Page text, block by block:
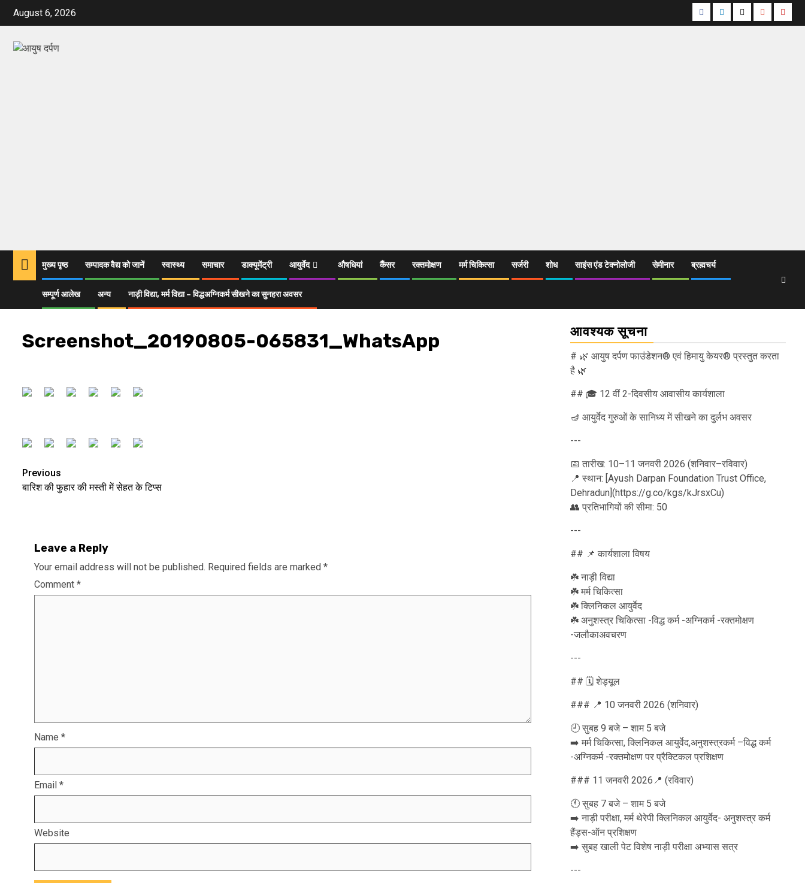
August 6, 2026
मुख्य पृष्ठ सम्पादक वैद्य को जानें स्वास्थ्य समाचार डाक्यूमेंट्री आयुर्वेद औषधियां कैंसर रक्तमोक्षण मर्म चिकित्सा सर्जरी शोध साइंस एंड टेक्नोलोजी सेमीनार ब्रह्मचर्य
सम्पूर्ण आलेख अन्य नाड़ी विद्या, मर्म विद्या – विद्धअग्निकर्म सीखने का सुनहरा अवसर
आयुर्वेद जीवन मन्त्र बारिश की फुहार की मस्ती में सेहत के टिप्स Screenshot_20190805-065831_WhatsApp
Screenshot_20190805-065831_WhatsApp
Previous
बारिश की फुहार की मस्ती में सेहत के टिप्स
Leave a Reply
Your email address will not be published. Required fields are marked *
Comment *
Name *
Email *
Website
आवश्यक सूचना
# 🌿 आयुष दर्पण फाउंडेशन® एवं हिमायु केयर® प्रस्तुत करता
है 🌿
## 🎓 12 वीं 2-दिवसीय आवासीय कार्यशाला
🪔 आयुर्वेद गुरुओं के सानिध्य में सीखने का दुर्लभ अवसर
---
📅 तारीख: 10–11 जनवरी 2026 (शनिवार–रविवार)
📍 स्थान: [Ayush Darpan Foundation Trust Office,
Dehradun](https://g.co/kgs/kJrsxCu)
👥 प्रतिभागियों की सीमा: 50
---
## 📌 कार्यशाला विषय
☘️ नाड़ी विद्या
☘️ मर्म चिकित्सा
☘️ क्लिनिकल आयुर्वेद
☘️ अनुशस्त्र चिकित्सा -विद्ध कर्म -अग्निकर्म -रक्तमोक्षण
-जलौकाअवचरण
---
## 🗓️ शेड्यूल
### 📍 10 जनवरी 2026 (शनिवार)
🕘 सुबह 9 बजे – शाम 5 बजे
➡️ मर्म चिकित्सा, क्लिनिकल आयुर्वेद,अनुशस्त्रकर्म –विद्ध कर्म
-अग्निकर्म -रक्तमोक्षण पर प्रैक्टिकल प्रशिक्षण
### 11 जनवरी 2026📍 (रविवार)
🕚 सुबह 7 बजे – शाम 5 बजे
➡️ नाड़ी परीक्षा, मर्म थेरेपी क्लिनिकल आयुर्वेद- अनुशस्त्र कर्म
हैंड्स-ऑन प्रशिक्षण
➡️ सुबह खाली पेट विशेष नाड़ी परीक्षा अभ्यास सत्र
---